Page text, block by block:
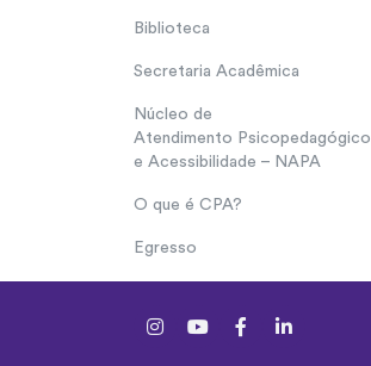
Biblioteca
Secretaria Acadêmica
Núcleo de
Atendimento Psicopedagógico
e Acessibilidade – NAPA
O que é CPA?
Egresso